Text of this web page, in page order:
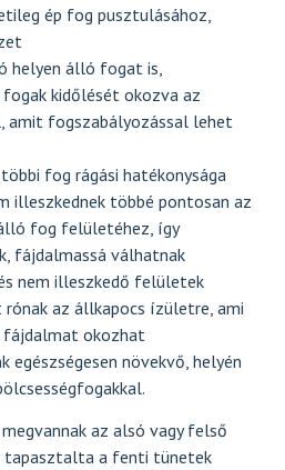
ép fog pusztulásához,
helyen álló fogat is,
kidőlését okozva az
amit fogszabályozással lehet
fog rágási hatékonysága
illeszkednek többé pontosan az
fog felületéhez, így
fájdalmassá válhatnak
nem illeszkedő felületek
az állkapocs ízületre, ami
fájdalmat okozhat
egészségesen növekvő, helyén
az alsó vagy felső
tapasztalta a fenti tünetek